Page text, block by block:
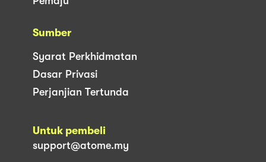
Sumber
Syarat Perkhidmatan
Dasar Privasi
Perjanjian Tertunda
Untuk pembeli
support@atome.my